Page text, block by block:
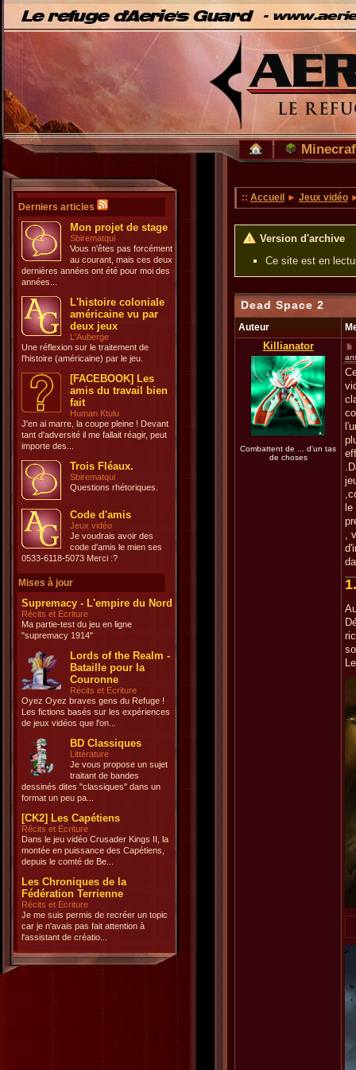
Derniers articles
Mon projet de stage
Sbirematqui
Vous n'êtes pas forcément
au courant, mais ces deux
dernières années ont été pour moi des
années...
L'histoire coloniale
américaine vu par
deux jeux
L'Auberge
Une réflexion sur le traitement de
l'histoire (américaine) par le jeu.
[FACEBOOK] Les
amis du travail bien
fait
Human Ktulu
J'en ai marre, la coupe pleine ! Devant
tant d'adversité il me fallait réagir, peut
importe des...
Trois Fléaux.
Sbirematqui
Questions rhétoriques.
Code d'amis
Jeux vidéo
Je voudrais avoir des
code d'amis le mien ses
0533-6118-5073 Merci :?
Mises à jour
Supremacy - L'empire du Nord
Récits et Ecriture
Ma partie-test du jeu en ligne
"supremacy 1914"
Lords of the Realm -
Bataille pour la
Couronne
Récits et Ecriture
Oyez Oyez braves gens du Refuge !
Les fictions basés sur les expériences
de jeux vidéos que l'on...
BD Classiques
Littérature
Je vous propose un sujet
traitant de bandes
dessinés dites "classiques" dans un
format un peu pa...
[CK2] Les Capétiens
Récits et Ecriture
Dans le jeu vidéo Crusader Kings II, la
montée en puissance des Capétiens,
depuis le comté de Be...
Les Chroniques de la
Fédération Terrienne
Récits et Ecriture
Je me suis permis de recréer un topic
car je n'avais pas fait attention à
l'assistant de créatio...
:: Accueil ► Jeux vidéo
Version d'archive
Ce site est en
Dead Space 2
Auteur
Killianator
Combattent de ... d'un tas
de choses
le
,